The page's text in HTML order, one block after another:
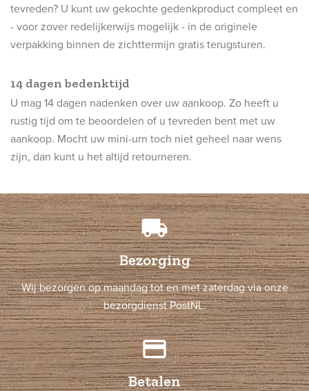
tevreden? U kunt uw gekochte gedenkproduct compleet en
- voor zover redelijkerwijs mogelijk - in de originele
verpakking binnen de zichttermijn gratis terugsturen.
14 dagen bedenktijd
U mag 14 dagen nadenken over uw aankoop. Zo heeft u
rustig tijd om te beoordelen of u tevreden bent met uw
aankoop. Mocht uw mini-urn toch niet geheel naar wens
zijn, dan kunt u het altijd retourneren.
local_shipping
Bezorging
Wij bezorgen op maandag tot en met zaterdag via onze
bezorgdienst PostNL.
credit_card
Betalen